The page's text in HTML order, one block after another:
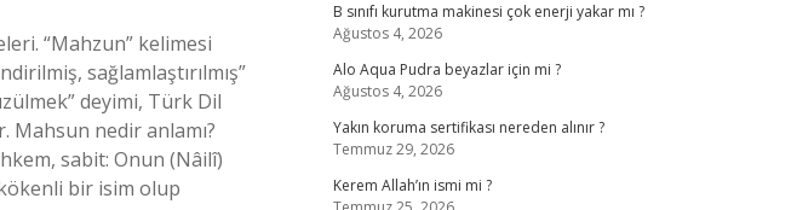
“Mahzun” kelimesi
sağlamlaştırılmış”
deyimi, Türk Dil
Mahsun nedir anlamı?
bir isim olup
B sınıfı kurutma makinesi çok enerji yakar mı ?
Ağustos 4, 2026
Alo Aqua Pudra beyazlar için mi ?
Ağustos 4, 2026
Yakın koruma sertifikası nereden alınır ?
Temmuz 29, 2026
Kerem Allah’ın ismi mi ?